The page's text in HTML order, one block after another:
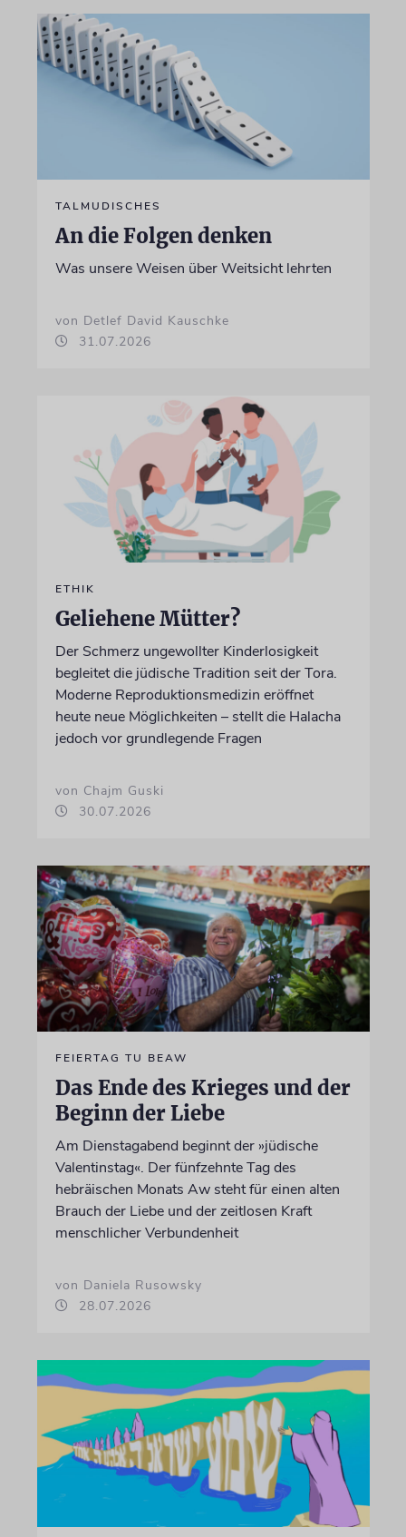
TALMUDISCHES
An die Folgen denken
Was unsere Weisen über Weitsicht lehrten
von Detlef David Kauschke
31.07.2026
ETHIK
Geliehene Mütter?
Der Schmerz ungewollter Kinderlosigkeit
begleitet die jüdische Tradition seit der Tora.
Moderne Reproduktionsmedizin eröffnet
heute neue Möglichkeiten – stellt die Halacha
jedoch vor grundlegende Fragen
von Chajm Guski
30.07.2026
FEIERTAG TU BEAW
Das Ende des Krieges und der
Beginn der Liebe
Am Dienstagabend beginnt der »jüdische
Valentinstag«. Der fünfzehnte Tag des
hebräischen Monats Aw steht für einen alten
Brauch der Liebe und der zeitlosen Kraft
menschlicher Verbundenheit
von Daniela Rusowsky
28.07.2026